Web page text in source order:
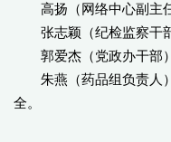
高扬（网络中心副主任
张志颖（纪检监察干部
郭爱杰（党政办干部）
朱燕（药品组负责人）
全。